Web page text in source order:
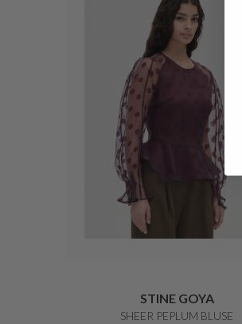
STINE GOYA
SHEER PEPLUM BLUSE